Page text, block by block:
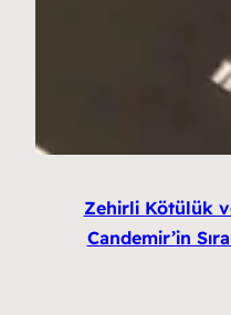
Zehirli Kötülük
Candemir’in